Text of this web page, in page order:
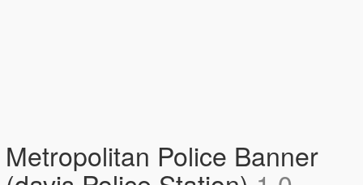
Metropolitan Police Banner